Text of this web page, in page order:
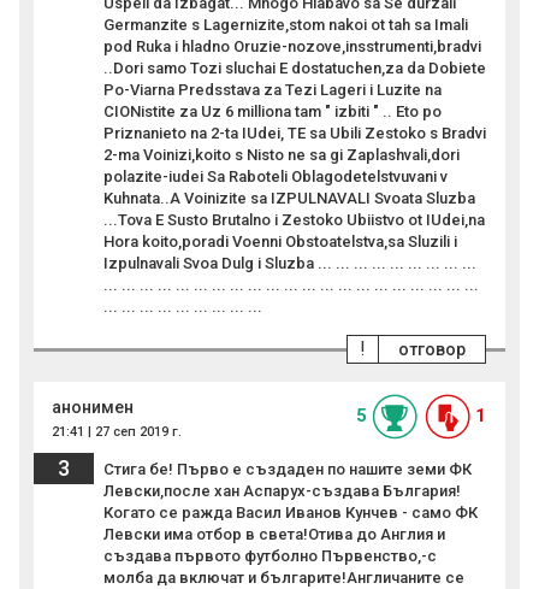
Germanzite s Lagernizite,stom nakoi ot tah sa Imali
pod Ruka i hladno Oruzie-nozove,insstrumenti,bradvi
..Dori samo Tozi sluchai E dostatuchen,za da Dobiete
Po-Viarna Predsstava za Tezi Lageri i Luzite na
CIONistite za Uz 6 milliona tam " izbiti " .. Eto po
Priznanieto na 2-ta IUdei, TE sa Ubili Zestoko s Bradvi
2-ma Voinizi,koito s Nisto ne sa gi Zaplashvali,dori
polazite-iudei Sa Raboteli Oblagodetelstvuvani v
Kuhnata..A Voinizite sa IZPULNAVALI Svoata Sluzba
...Tova E Susto Brutalno i Zestoko Ubiistvo ot IUdei,na
Hora koito,poradi Voenni Obstoatelstva,sa Sluzili i
Izpulnavali Svoa Dulg i Sluzba ... ... ... ... ... ... ... ... ...
... ... ... ... ... ... ... ... ... ... ... ... ... ... ... ... ... ... ... ... ...
... ... ... ... ... ... ... ... ...
отговор
!
анонимен
21:41 | 27 сеп 2019 г.
5 1
3
Стига бе! Първо е създаден по нашите земи ФК
Левски,после хан Аспарух-създава България!
Когато се ражда Васил Иванов Кунчев - само ФК
Левски има отбор в света!Отива до Англия и
създава първото футболно Първенство,-с
молба да включат и българите!Англичаните се